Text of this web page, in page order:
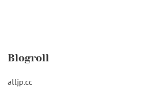
Blogroll
alljp.cc